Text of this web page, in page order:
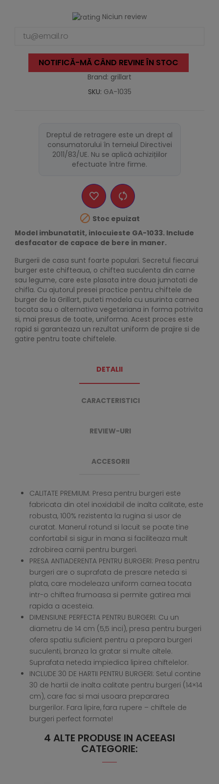
Niciun review
NOTIFICĂ-MĂ CÂND REVINE ÎN STOC
Brand: grillart
SKU: GA-1035
Dreptul de retragere este un drept al
consumatorului în temeiul Directivei
2011/83/UE. Nu se aplică achizițiilor
efectuate între firme.
 Stoc epuizat
Model imbunatatit, inlocuieste GA-1033. Include
desfacator de capace de bere in maner.
Burgerii de casa sunt foarte populari. Secretul fiecarui
burger este chifteaua, o chiftea suculenta din carne
sau legume, care este plasata intre doua jumatati de
chifla. Cu ajutorul presei practice pentru chiftele de
burger de la Grillart, puteti modela cu usurinta carnea
tocata sau o alternativa vegetariana in forma potrivita
si, mai presus de toate, uniforma. Acest proces este
rapid si garanteaza un rezultat uniform de prajire si de
gatire pentru toate chiftelele.
DETALII
CARACTERISTICI
REVIEW-URI
ACCESORII
CALITATE PREMIUM: Presa pentru burgeri este
fabricata din otel inoxidabil de inalta calitate, este
robusta, 100% rezistenta la rugina si usor de
curatat. Manerul rotund si lacuit se poate tine
confortabil si sigur in mana si faciliteaza mult
zdrobirea carnii pentru burgeri.
PRESA ANTIADERENTA PENTRU BURGERI: Presa pentru
burgeri are o suprafata de presare neteda si
plata, care modeleaza uniform carnea tocata
intr-o chiftea frumoasa si permite gatirea mai
rapida a acesteia.
DIMENSIUNE PERFECTA PENTRU BURGERI: Cu un
diametru de 14 cm (5,5 inci), presa pentru burgeri
ofera spatiu suficient pentru a prepara burgeri
suculenti, branza la gratar si multe altele.
Suprafata neteda impiedica lipirea chiftelelor.
INCLUDE 30 DE HARTII PENTRU BURGERI: Setul contine
30 de hartii de inalta calitate pentru burgeri (14×14
cm), care fac si mai usoara prepararea
burgerilor. Fara lipire, fara rupere – chiftele de
burgeri perfect formate!
4 ALTE PRODUSE IN ACEEASI
CATEGORIE: